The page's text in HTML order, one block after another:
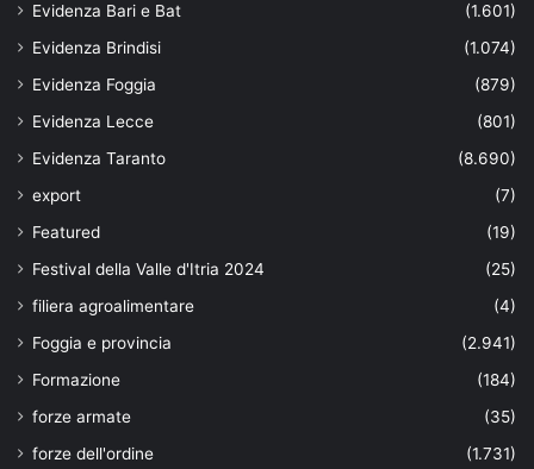
Evidenza Bari e Bat
(1.601)
Evidenza Brindisi
(1.074)
Evidenza Foggia
(879)
Evidenza Lecce
(801)
Evidenza Taranto
(8.690)
export
(7)
Featured
(19)
Festival della Valle d'Itria 2024
(25)
filiera agroalimentare
(4)
Foggia e provincia
(2.941)
Formazione
(184)
forze armate
(35)
forze dell'ordine
(1.731)